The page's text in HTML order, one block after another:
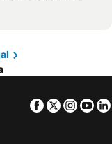
Facebook
Twitter